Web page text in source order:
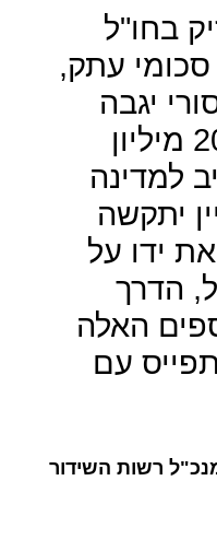
בחו"ל
סכומי עתק,
יגבה
ממנו את סכום 200 מיליון
למדינה
יתקשה
ידו על
הדרך
האלה
עם
רשות השידור